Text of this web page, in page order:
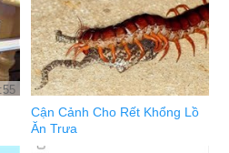
Cận Cảnh Cho Rết Khổng Lồ
Ăn Trưa